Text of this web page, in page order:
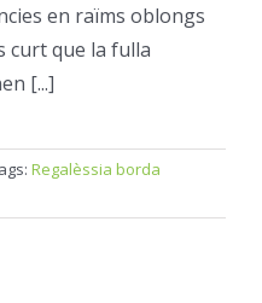
en raïms oblongs
curt que la fulla
[...]
Regalèssia borda